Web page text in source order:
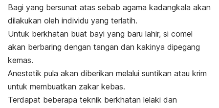
Bagi yang bersunat atas sebab agama kadangkala akan
dilakukan oleh individu yang terlatih.
Untuk berkhatan buat bayi yang baru lahir, si comel
akan berbaring dengan tangan dan kakinya dipegang
kemas.
Anestetik pula akan diberikan melalui suntikan atau krim
untuk membuatkan zakar kebas.
Terdapat beberapa teknik berkhatan lelaki dan